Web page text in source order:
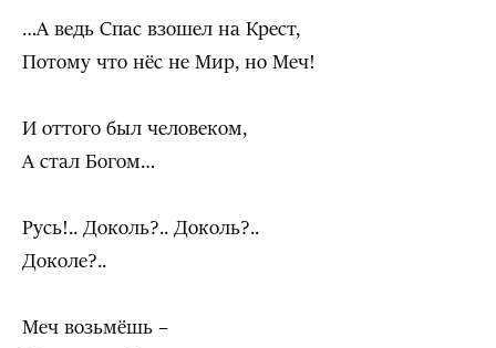
…А ведь Спас взошел на Крест,
Потому что нёс не Мир, но Меч!
И оттого был человеком,
А стал Богом…
Русь!.. Доколь?.. Доколь?..
Доколе?..
Меч возьмёшь –